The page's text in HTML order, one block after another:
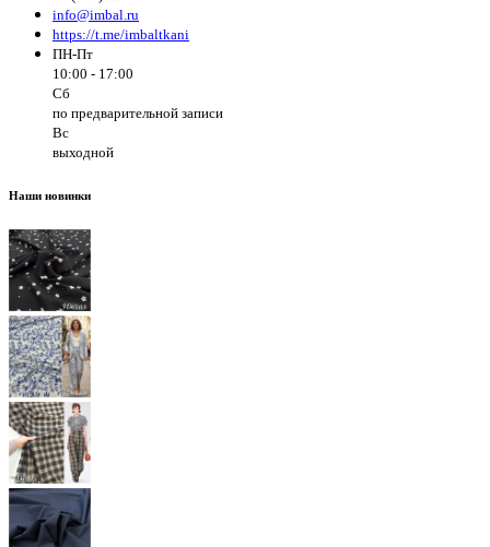
info@imbal.ru
https://t.me/imbaltkani
ПН-Пт
10:00 - 17:00
Сб
по предварительной записи
Вс
выходной
Наши новинки